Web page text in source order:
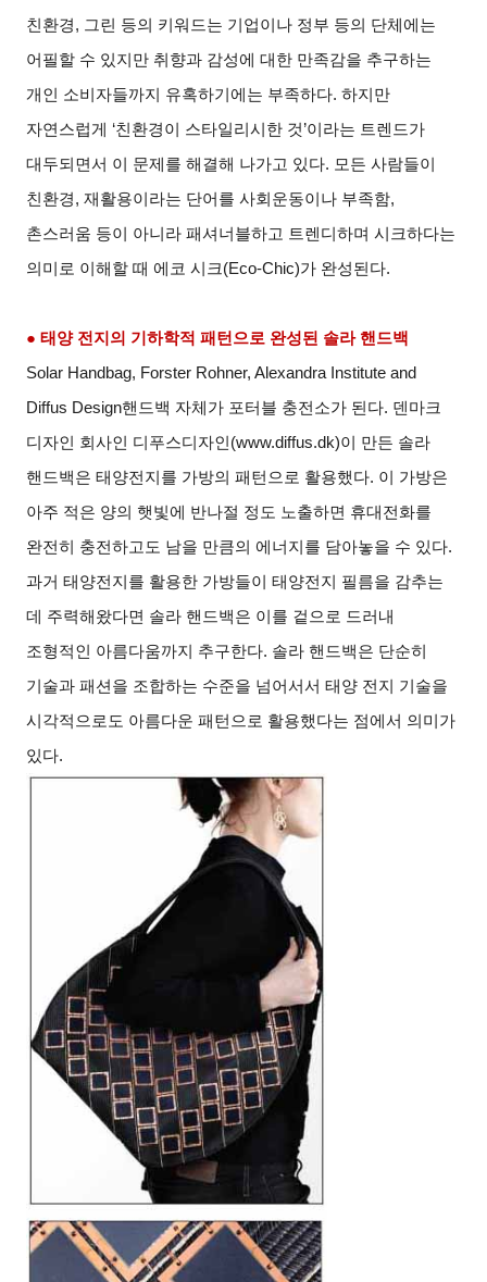
친환경, 그린 등의 키워드는 기업이나 정부 등의 단체에는
어필할 수 있지만 취향과 감성에 대한 만족감을 추구하는
개인 소비자들까지 유혹하기에는 부족하다. 하지만
자연스럽게 ‘친환경이 스타일리시한 것’이라는 트렌드가
대두되면서 이 문제를 해결해 나가고 있다. 모든 사람들이
친환경, 재활용이라는 단어를 사회운동이나 부족함,
촌스러움 등이 아니라 패셔너블하고 트렌디하며 시크하다는
의미로 이해할 때 에코 시크(Eco-Chic)가 완성된다.
● 태양 전지의 기하학적 패턴으로 완성된 솔라 핸드백
Solar Handbag, Forster Rohner, Alexandra Institute and
Diffus Design핸드백 자체가 포터블 충전소가 된다. 덴마크
디자인 회사인 디푸스디자인(www.diffus.dk)이 만든 솔라
핸드백은 태양전지를 가방의 패턴으로 활용했다. 이 가방은
아주 적은 양의 햇빛에 반나절 정도 노출하면 휴대전화를
완전히 충전하고도 남을 만큼의 에너지를 담아놓을 수 있다.
과거 태양전지를 활용한 가방들이 태양전지 필름을 감추는
데 주력해왔다면 솔라 핸드백은 이를 겉으로 드러내
조형적인 아름다움까지 추구한다. 솔라 핸드백은 단순히
기술과 패션을 조합하는 수준을 넘어서서 태양 전지 기술을
시각적으로도 아름다운 패턴으로 활용했다는 점에서 의미가
있다.